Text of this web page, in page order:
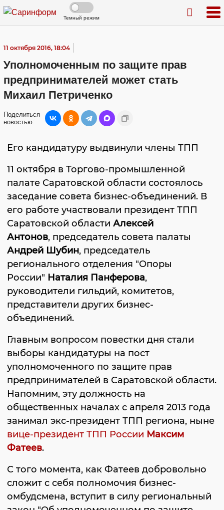
Темный режим
11 октября 2016, 18:04
Уполномоченным по защите прав
предпринимателей может стать
Михаил Петриченко
Поделиться
новостью:
Его кандидатуру выдвинули члены ТПП
11 октября в Торгово-промышленной
палате Саратовской области состоялось
заседание совета бизнес-объединений. В
его работе участвовали президент ТПП
Саратовской области Алексей
Антонов, председатель совета палаты
Андрей Шубин, председатель
регионального отделения "Опоры
России" Наталия Панферова,
руководители гильдий, комитетов,
представители других бизнес-
объединений.
Главным вопросом повестки дня стали
выборы кандидатуры на пост
уполномоченного по защите прав
предпринимателей в Саратовской области.
Напомним, эту должность на
общественных началах с апреля 2013 года
занимал экс-президент ТПП региона, ныне
вице-президент ТПП России Максим
Фатеев.
С того момента, как Фатеев добровольно
сложит с себя полномочия бизнес-
омбудсмена, вступит в силу региональный